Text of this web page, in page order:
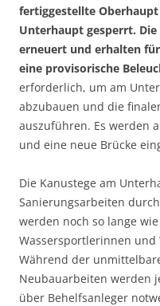
fertiggestellte
Unterhaupt gesperrt.
erneuert und erhalten
eine provisorische
erforderlich, um am
abzubauen und die
auszuführen. Es werden
und eine neue Brücke
Die Kanustege am
Sanierungsarbeiten
werden noch so lange
Wassersportlerinnen
Während der
Neubauarbeiten werden
über Behelfsanleger